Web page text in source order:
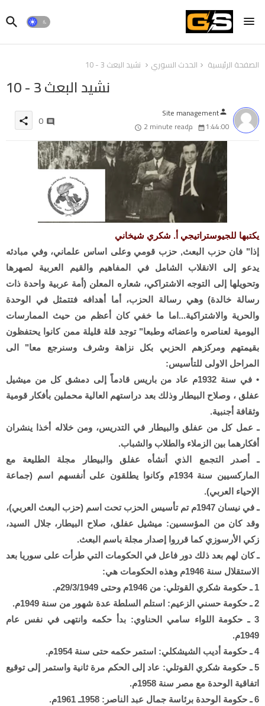
الصفحة الرئيسية الحدث السوري نشيد البعث 3 - 10
نشيد البعث 3 - 10
person
Site management
1:44:00 م
2 minute read
0
share
يكتبها للجيوستراتيجي أ. شكري شيخاني
إذا" فان حزب البعث, حزب قومي وعلى اساس علماني، وفي مبادئه
يدعو إلى الانقلاب الشامل في المفاهيم والقيم العربية لصهرها
وتحويلها إلى التوجه الاشتراكي، شعاره المعلن (أمة عربية واحدة ذات
رسالة خالدة) وهي رسالة الحزب، أما أهدافه فتتمثل في الوحدة
والحرية والاشتراكية...اما ما خفي كان أعظم من حيث الممارسات
اليومية لعناصره واعضائه وطبعا" توجد قلة قليلة ممن كانوا يحتفظون
بقيمتهم ومركزهم الحزبي بكل نزاهة وشرف وسنرجع معا" الى
المراحل الاولى للتأسيس:
• في سنة 1932م عاد من باريس قادماً إلى دمشق كل من ميشيل
عفلق ، وصلاح البيطار وذلك بعد دراستهم العالية محملين بأفكار قومية
وثقافة أجنبية.
ـ عمل كل من عفلق والبيطار في التدريس، ومن خلاله أخذا ينشران
أفكارهما بين الزملاء والطلاب والشباب.
ـ أصدر التجمع الذي أنشأه عفلق والبيطار مجلة الطليعة مع
الماركسيين سنة 1934م وكانوا يطلقون على أنفسهم اسم (جماعة
الإحياء العربي).
ـ في نيسان 1947م تم تأسيس الحزب تحت اسم (حزب البعث العربي)،
وقد كان من المؤسسين: ميشيل عفلق، صلاح البيطار، جلال السيد،
زكي الأرسوزي كما قرروا إصدار مجلة باسم البعث.
ـ كان لهم بعد ذلك دور فاعل في الحكومات التي طرأت على سوريا بعد
الاستقلال سنة 1946م وهذه الحكومات هي:
1 ـ حكومة شكري القوتلي: من 1946م وحتى 29/3/1949م.
2 ـ حكومة حسني الزعيم: استلم السلطة عدة شهور من سنة 1949م.
3 ـ حكومة اللواء سامي الحناوي: بدأ حكمه وانتهى في نفس عام
1949م.
4 ـ حكومة أديب الشيشكلي: استمر حكمه حتى سنة 1954م.
5 ـ حكومة شكري القوتلي: عاد إلى الحكم مرة ثانية واستمر إلى توقيع
اتفاقية الوحدة مع مصر سنة 1958م.
6 ـ حكومة الوحدة برئاسة جمال عبد الناصر: 1958ـ 1961م.